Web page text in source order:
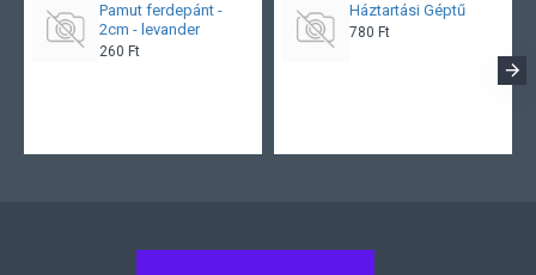
Pamut ferdepánt -
2cm - levander
260 Ft
Háztartási Géptű
780 Ft